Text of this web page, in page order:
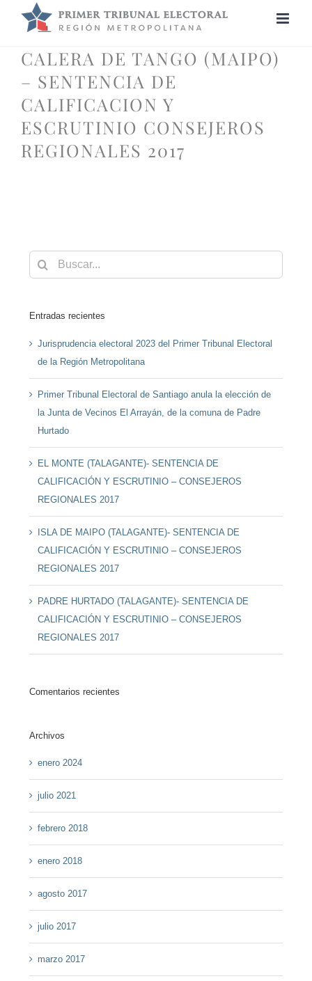
CALERA DE TANGO (MAIPO)
– SENTENCIA DE
CALIFICACION Y
ESCRUTINIO CONSEJEROS
REGIONALES 2017
Buscar:
Entradas recientes
Jurisprudencia electoral 2023 del Primer Tribunal Electoral
de la Región Metropolitana
Primer Tribunal Electoral de Santiago anula la elección de
la Junta de Vecinos El Arrayán, de la comuna de Padre
Hurtado
EL MONTE (TALAGANTE)- SENTENCIA DE
CALIFICACIÓN Y ESCRUTINIO – CONSEJEROS
REGIONALES 2017
ISLA DE MAIPO (TALAGANTE)- SENTENCIA DE
CALIFICACIÓN Y ESCRUTINIO – CONSEJEROS
REGIONALES 2017
PADRE HURTADO (TALAGANTE)- SENTENCIA DE
CALIFICACIÓN Y ESCRUTINIO – CONSEJEROS
REGIONALES 2017
Comentarios recientes
Archivos
enero 2024
julio 2021
febrero 2018
enero 2018
agosto 2017
julio 2017
marzo 2017